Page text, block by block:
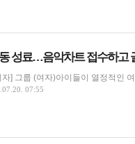
성료…음악차트 접수하고
] 그룹 (여자)아이들이 열정적인
07:55